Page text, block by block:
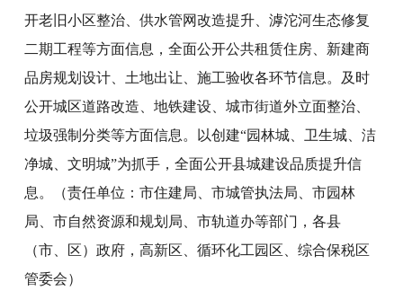
开老旧小区整治、供水管网改造提升、滹沱河生态修复
二期工程等方面信息，全面公开公共租赁住房、新建商
品房规划设计、土地出让、施工验收各环节信息。及时
公开城区道路改造、地铁建设、城市街道外立面整治、
垃圾强制分类等方面信息。以创建“园林城、卫生城、洁
净城、文明城”为抓手，全面公开县城建设品质提升信
息。（责任单位：市住建局、市城管执法局、市园林
局、市自然资源和规划局、市轨道办等部门，各县
（市、区）政府，高新区、循环化工园区、综合保税区
管委会）